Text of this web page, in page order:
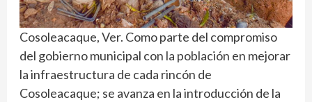
Cosoleacaque, Ver. Como parte del compromiso
del gobierno municipal con la población en mejorar
la infraestructura de cada rincón de
Cosoleacaque; se avanza en la introducción de la